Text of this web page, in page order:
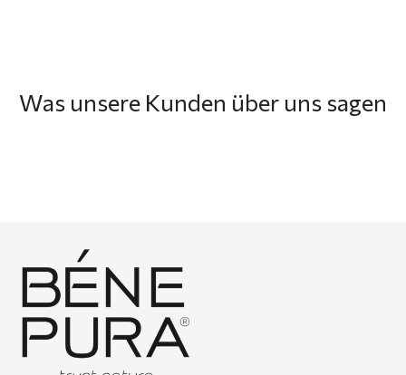
Was unsere Kunden über uns sagen